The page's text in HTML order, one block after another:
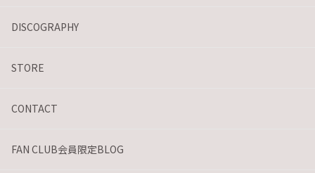
DISCOGRAPHY
STORE
CONTACT
FAN CLUB会員限定BLOG